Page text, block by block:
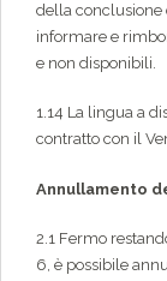
della conclusione
informare e
e non disponibili.
1.14 La lingua a
contratto con il
Annullamento
2.1 Fermo
6, è possibile